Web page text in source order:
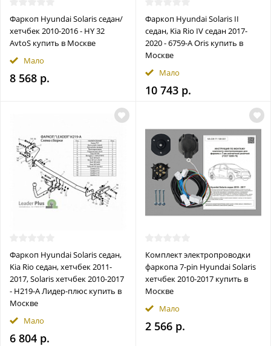
Фаркоп Hyundai Solaris седан/
хетчбек 2010-2016 - HY 32
AvtoS купить в Москве
Мало
8 568 р.
Фаркоп Hyundai Solaris II
седан, Kia Rio IV седан 2017-
2020 - 6759-A Oris купить в
Москве
Мало
10 743 р.
Фаркоп Hyundai Solaris седан,
Kia Rio седан, хетчбек 2011-
2017, Solaris хетчбек 2010-2017
- H219-A Лидер-плюс купить в
Москве
Мало
6 804 р.
Комплект электропроводки
фаркопа 7-pin Hyundai Solaris
хетчбек 2010-2017 купить в
Москве
Мало
2 566 р.